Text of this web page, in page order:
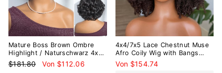
Mature Boss Brown Ombre
Highlight / Naturschwarz 4x4
Spitze Loose Wave Glueless
Lace Perücke Wear Go
Normaler
$181.80 Sonderpreis
Von $112.06
4x4/7x5 Lace Chestnut Muse
Afro Coily Wig with Bangs
Pre-Everything Wear Go
Glueless Wig
Von $154.74